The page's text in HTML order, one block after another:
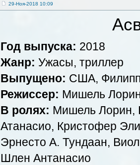
29-Ноя-2018 10:09
Год выпуска: 2018
Жанр: Ужасы, триллер
Выпущено: США,
Режиссер: Мишель
В ролях: Мишель Лорин,
Атанасио, Кристофер
Эрнесто А. Тундаан,
Шлен Антанасио